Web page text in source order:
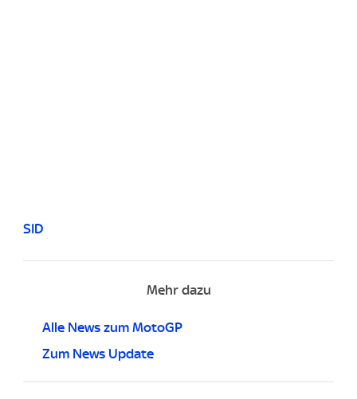
SID
Mehr dazu
Alle News zum MotoGP
Zum News Update